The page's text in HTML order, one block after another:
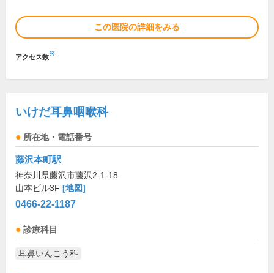
この医院の詳細をみる
アクセス数※
いけだ耳鼻咽喉科
所在地・電話番号
藤沢本町駅
神奈川県藤沢市藤沢2-1-18
山本ビル3F [地図]
0466-22-1187
診療科目
耳鼻いんこう科